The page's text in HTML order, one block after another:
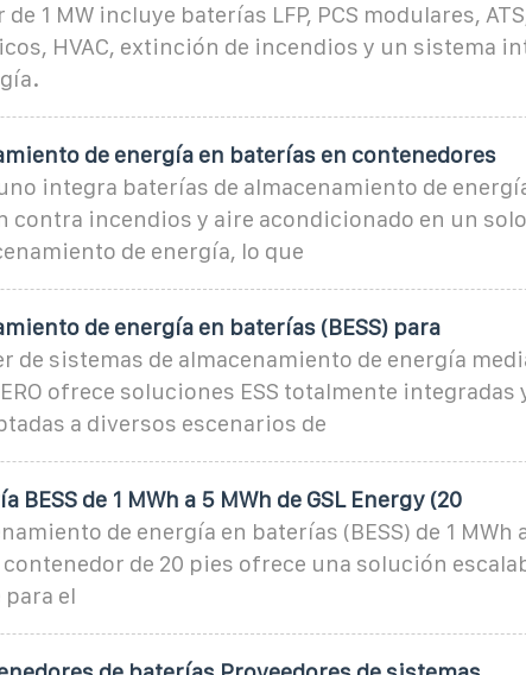
de 1 MW incluye baterías LFP, PCS modulares,
HVAC, extinción de incendios y un sistema
de energía en baterías en contenedores
integra baterías de almacenamiento de
contra incendios y aire acondicionado en un solo
de energía, lo que
de energía en baterías (BESS) para
de sistemas de almacenamiento de energía
ofrece soluciones ESS totalmente integradas
a diversos escenarios de
BESS de 1 MWh a 5 MWh de GSL Energy (20
de energía en baterías (BESS) de 1 MWh
contenedor de 20 pies ofrece una solución
el